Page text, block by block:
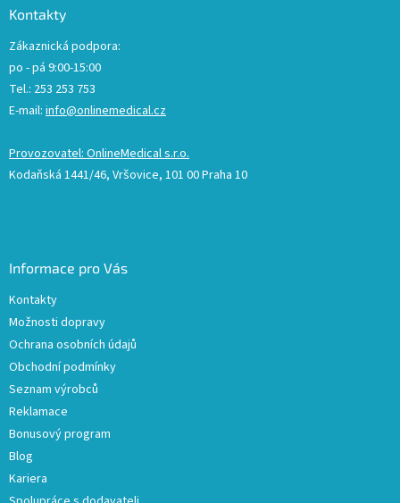
Kontakty
Zákaznická podpora:
po - pá 9:00-15:00
Tel.: 253 253 753
E-mail: info@onlinemedical.cz
Provozovatel: OnlineMedical s.r.o.
Kodaňská 1441/46, Vršovice, 101 00 Praha 10
Informace pro Vás
Kontakty
Možnosti dopravy
Ochrana osobních údajů
Obchodní podmínky
Seznam výrobců
Reklamace
Bonusový program
Blog
Kariera